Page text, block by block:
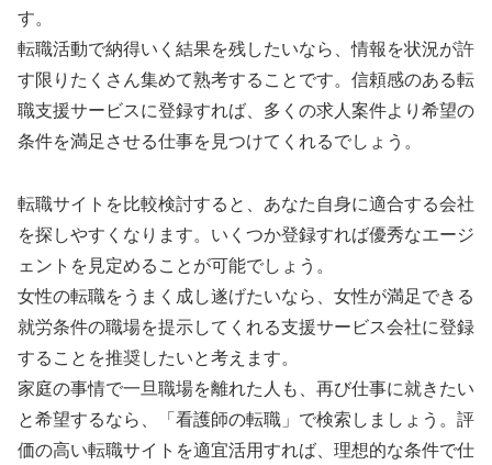
す。
転職活動で納得いく結果を残したいなら、情報を状況が許
す限りたくさん集めて熟考することです。信頼感のある転
職支援サービスに登録すれば、多くの求人案件より希望の
条件を満足させる仕事を見つけてくれるでしょう。
転職サイトを比較検討すると、あなた自身に適合する会社
を探しやすくなります。いくつか登録すれば優秀なエージ
ェントを見定めることが可能でしょう。
女性の転職をうまく成し遂げたいなら、女性が満足できる
就労条件の職場を提示してくれる支援サービス会社に登録
することを推奨したいと考えます。
家庭の事情で一旦職場を離れた人も、再び仕事に就きたい
と希望するなら、「看護師の転職」で検索しましょう。評
価の高い転職サイトを適宜活用すれば、理想的な条件で仕